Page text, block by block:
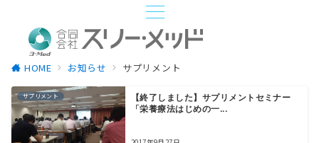
HOME お知らせ サプリメント
サプリメント
【終了しました】サプリメントセミナー
「栄養療法はじめの一...